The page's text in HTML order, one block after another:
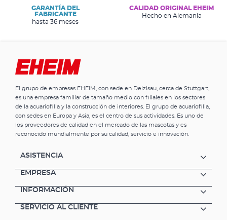
GARANTÍA DEL
FABRICANTE
hasta 36 meses
CALIDAD ORIGINAL EHEIM
Hecho en Alemania
El grupo de empresas EHEIM, con sede en Deizisau, cerca de Stuttgart,
es una empresa familiar de tamaño medio con filiales en los sectores
de la acuariofilia y la construcción de interiores. El grupo de acuariofilia,
con sedes en Europa y Asia, es el centro de sus actividades. Es uno de
los proveedores de calidad en el mercado de las mascotas y es
reconocido mundialmente por su calidad, servicio e innovación.
ASISTENCIA
EMPRESA
INFORMACIÓN
SERVICIO AL CLIENTE